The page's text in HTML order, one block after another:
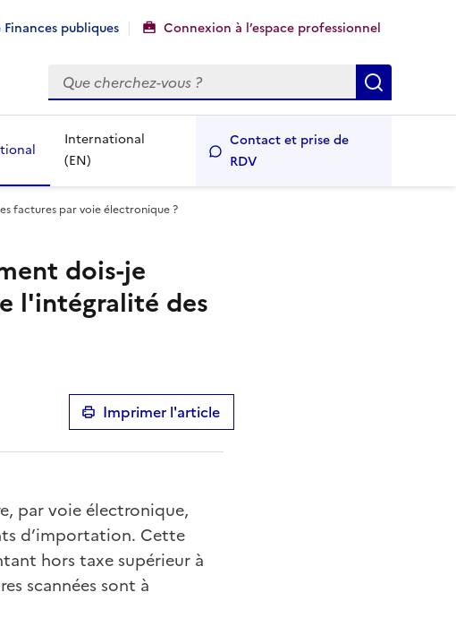
publiques Connexion à l’espace professionnel
Rechercher
International
(EN)
Contact et prise de
RDV
factures par voie électronique ?
dois-je
l'intégralité des
Imprimer l'article
par voie électronique,
d’importation. Cette
hors taxe supérieur à
scannées sont à